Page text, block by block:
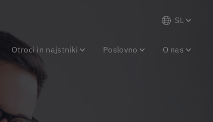
SL
Otroci in najstniki Poslovno O nas